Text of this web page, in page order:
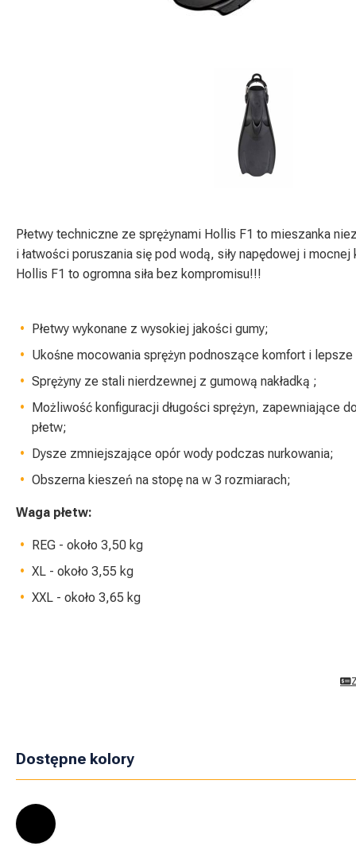
Płetwy techniczne ze sprężynami Hollis F1 to mieszanka
i łatwości poruszania się pod wodą, siły napędowej i
Hollis F1 to ogromna siła bez kompromisu!!!
Płetwy wykonane z wysokiej jakości gumy;
Ukośne mocowania sprężyn podnoszące komfort i
Sprężyny ze stali nierdzewnej z gumową nakładką ;
Możliwość konfiguracji długości sprężyn, zapewniające
płetw;
Dysze zmniejszające opór wody podczas nurkowania;
Obszerna kieszeń na stopę na w 3 rozmiarach;
Waga płetw:
REG - około 3,50 kg
XL - około 3,55 kg
XXL - około 3,65 kg
Dostępne kolory